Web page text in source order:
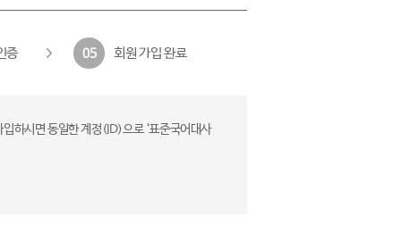
증 05 회원 가입 완료
하시면 동일한 계정(ID)으로 ‘표준국어대사